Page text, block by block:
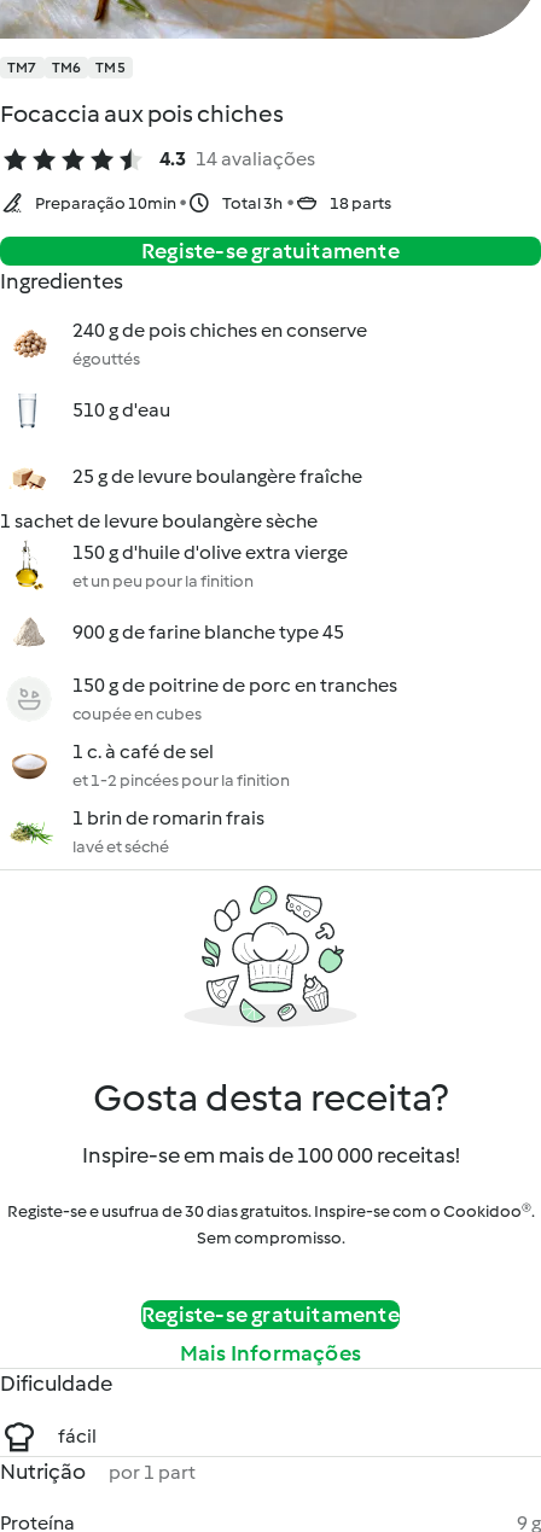
TM7 TM6 TM5
Focaccia aux pois chiches
4.3 14 avaliações
Preparação 10min Total 3h 18 parts
Registe-se gratuitamente
Ingredientes
240 g de pois chiches en conserve
égouttés
510 g d'eau
25 g de levure boulangère fraîche
1 sachet de levure boulangère sèche
150 g d'huile d'olive extra vierge
et un peu pour la finition
900 g de farine blanche type 45
150 g de poitrine de porc en tranches
coupée en cubes
1 c. à café de sel
et 1-2 pincées pour la finition
1 brin de romarin frais
lavé et séché
Gosta desta receita?
Inspire-se em mais de 100 000 receitas!
Registe-se e usufrua de 30 dias gratuitos. Inspire-se com o Cookidoo®.
Sem compromisso.
Registe-se gratuitamente
Mais Informações
Dificuldade
fácil
Nutrição por 1 part
Proteína
9 g